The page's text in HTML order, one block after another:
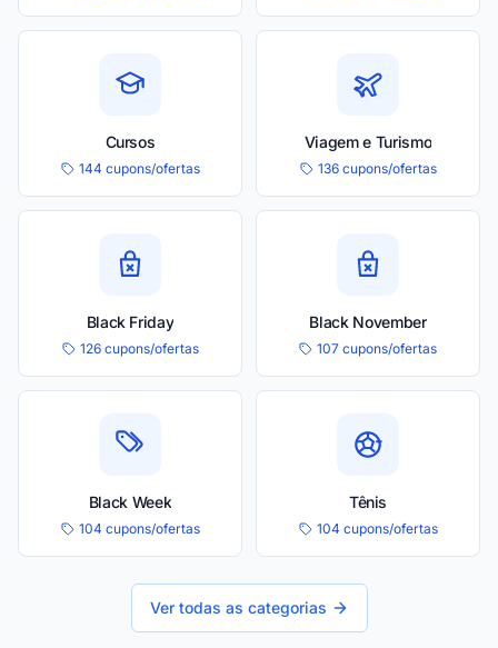
Cursos
144 cupons/ofertas
Viagem e Turismo
136 cupons/ofertas
Black Friday
126 cupons/ofertas
Black November
107 cupons/ofertas
Black Week
104 cupons/ofertas
Tênis
104 cupons/ofertas
Ver todas as categorias